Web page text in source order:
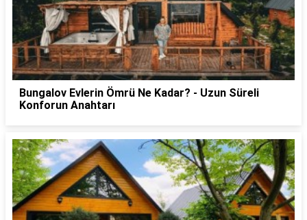
Bungalov Evlerin Ömrü Ne Kadar? - Uzun Süreli
Konforun Anahtarı